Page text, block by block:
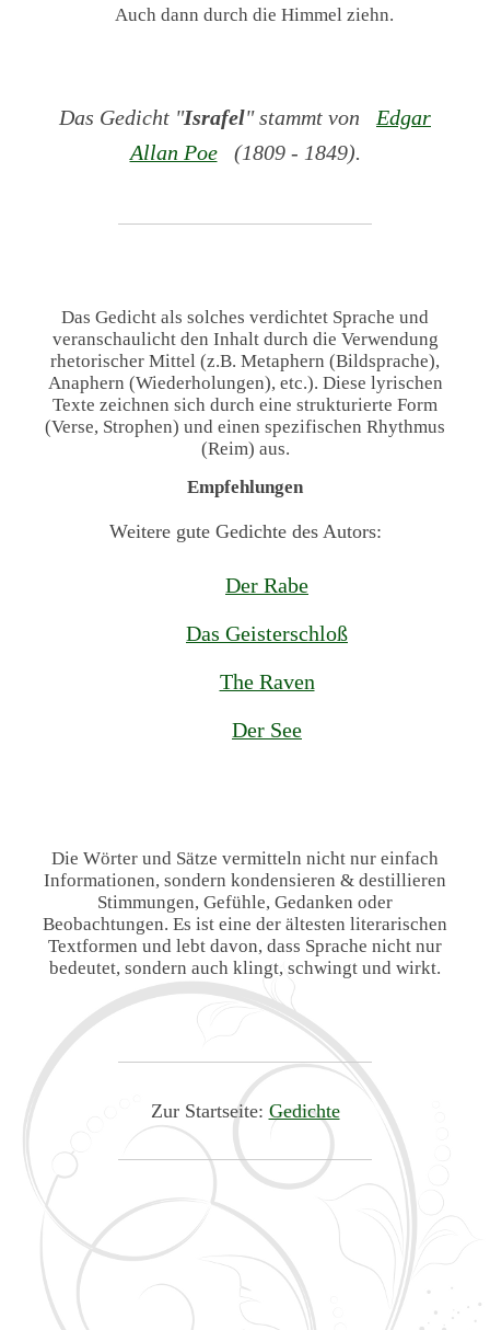
Auch dann durch die Himmel ziehn.
Das Gedicht "Israfel" stammt von
Edgar
Allan Poe(1809 - 1849).
Das Gedicht als solches verdichtet Sprache und
veranschaulicht den Inhalt durch die Verwendung
rhetorischer Mittel (z.B. Metaphern (Bildsprache),
Anaphern (Wiederholungen), etc.). Diese lyrischen
Texte zeichnen sich durch eine strukturierte Form
(Verse, Strophen) und einen spezifischen Rhythmus
(Reim) aus.
Empfehlungen
Weitere gute Gedichte des Autors:
Der Rabe
Das Geisterschloß
The Raven
Der See
Die Wörter und Sätze vermitteln nicht nur einfach
Informationen, sondern kondensieren & destillieren
Stimmungen, Gefühle, Gedanken oder
Beobachtungen. Es ist eine der ältesten literarischen
Textformen und lebt davon, dass Sprache nicht nur
bedeutet, sondern auch klingt, schwingt und wirkt.
Zur Startseite: Gedichte